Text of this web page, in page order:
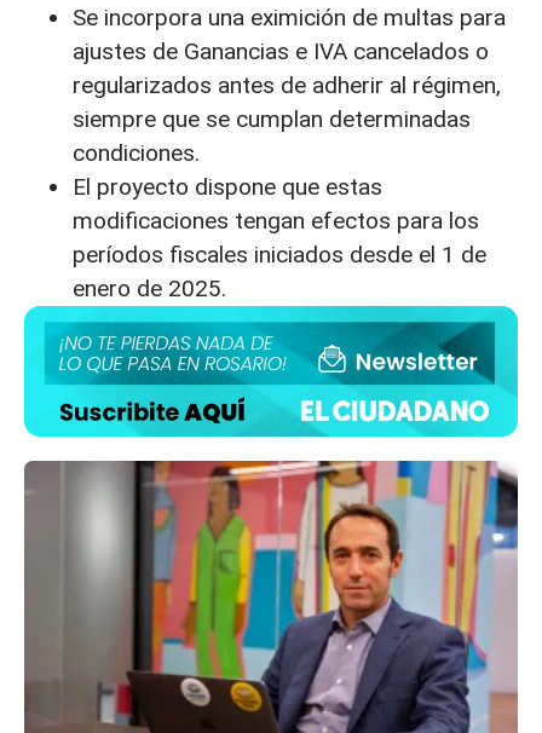
Se incorpora una eximición de multas para
ajustes de Ganancias e IVA cancelados o
regularizados antes de adherir al régimen,
siempre que se cumplan determinadas
condiciones.
El proyecto dispone que estas
modificaciones tengan efectos para los
períodos fiscales iniciados desde el 1 de
enero de 2025.